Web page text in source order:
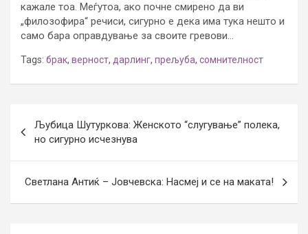
кажале тоа. Меѓутоа, ако почне смирено да ви
„филозофира“ речиси, сигурно е дека има тука нешто и
само бара оправдување за своите гревови…
Tags: брак, верност, дарлинг, прељуба, сомнителност
navigation
Љубица Шутуркова: Женското “слугување” полека,
но сигурно исчезнува
Светлана Антиќ – Јовчевска: Насмеј и се на маката!